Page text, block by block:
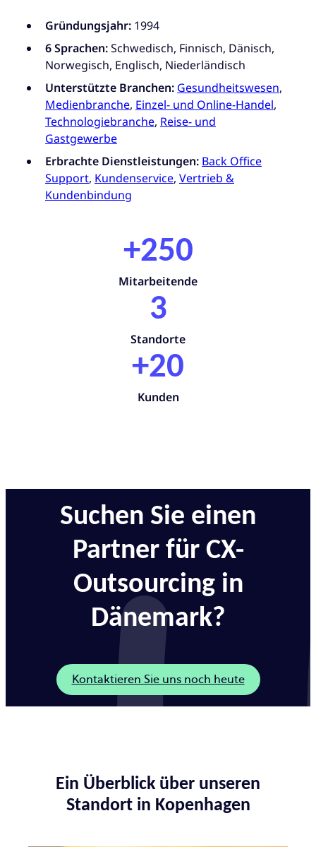
Gründungsjahr: 1994
6 Sprachen:Schwedisch, Finnisch, Dänisch,
Norwegisch, Englisch, Niederländisch
Unterstützte Branchen: Gesundheitswesen,
Medienbranche, Einzel- und Online-Handel,
Technologiebranche, Reise- und
Gastgewerbe
Erbrachte Dienstleistungen: Back Office
Support, Kundenservice, Vertrieb &
Kundenbindung
+250
Mitarbeitende
3
Standorte
+20
Kunden
Suchen Sie einen
Partner für CX-
Outsourcing in
Dänemark?
Kontaktieren Sie uns noch heute
Ein Überblick über unseren
Standort in Kopenhagen